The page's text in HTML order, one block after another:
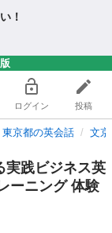
！
ログイン 投稿
東京都の英会話 文
実践ビジネス英
ーニング 体験